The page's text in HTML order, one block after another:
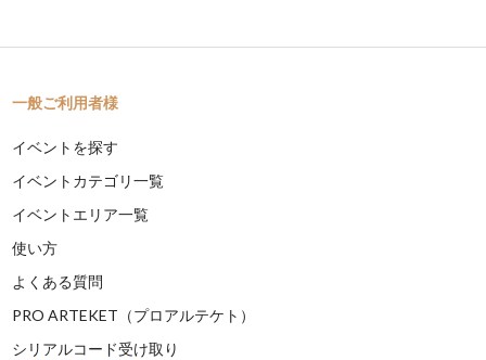
一般ご利用者様
イベントを探す
イベントカテゴリ一覧
イベントエリア一覧
使い方
よくある質問
PRO ARTEKET（プロアルテケト）
シリアルコード受け取り